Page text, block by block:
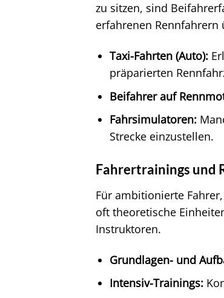
zu sitzen, sind
erfahrenen Rennfahrern
Taxi-Fahrten (Auto):
präparierten
Beifahrer auf
Fahrsimulatoren:
Strecke einzustellen.
Fahrertrainings und
Für ambitionierte
oft theoretische
Instruktoren.
Grundlagen- und
Intensiv-Trainings: